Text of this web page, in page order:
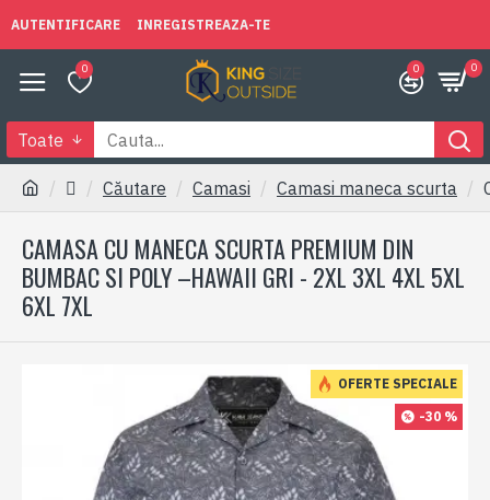
AUTENTIFICARE INREGISTREAZA-TE
0 0 0
Toate
Căutare Camasi Camasi maneca scurta
CAMASA CU MANECA SCURTA PREMIUM DIN
BUMBAC SI POLY –HAWAII GRI - 2XL 3XL 4XL 5XL
6XL 7XL
OFERTE SPECIALE
-30 %